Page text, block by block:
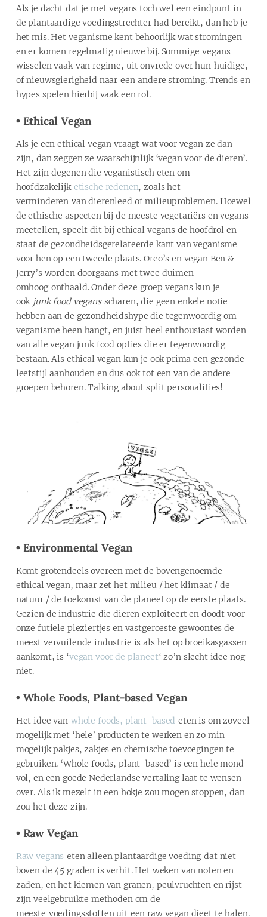
Als je dacht dat je met vegans toch wel een eindpunt in
de plantaardige voedingstrechter had bereikt, dan heb je
het mis. Het veganisme kent behoorlijk wat stromingen
en er komen regelmatig nieuwe bij. Sommige vegans
wisselen vaak van regime, uit onvrede over hun huidige,
of nieuwsgierigheid naar een andere stroming. Trends en
hypes spelen hierbij vaak een rol.
• Ethical Vegan
Als je een ethical vegan vraagt wat voor vegan ze dan
zijn, dan zeggen ze waarschijnlijk ‘vegan voor de dieren’.
Het zijn degenen die veganistisch eten om
hoofdzakelijk etische redenen, zoals het
verminderen van dierenleed of milieuproblemen. Hoewel
de ethische aspecten bij de meeste vegetariërs en vegans
meetellen, speelt dit bij ethical vegans de hoofdrol en
staat de gezondheidsgerelateerde kant van veganisme
voor hen op een tweede plaats. Oreo’s en vegan Ben &
Jerry’s worden doorgaans met twee duimen
omhoog onthaald. Onder deze groep vegans kun je
ook junk food vegansscharen, die geen enkele notie
hebben aan de gezondheidshype die tegenwoordig om
veganisme heen hangt, en juist heel enthousiast worden
van alle vegan junk food opties die er tegenwoordig
bestaan. Als ethical vegan kun je ook prima een gezonde
leefstijl aanhouden en dus ook tot een van de andere
groepen behoren. Talking about split personalities!
• Environmental Vegan
Komt grotendeels overeen met de bovengenoemde
ethical vegan, maar zet het milieu / het klimaat / de
natuur / de toekomst van de planeet op de eerste plaats.
Gezien de industrie die dieren exploiteert en doodt voor
onze futiele pleziertjes en vastgeroeste gewoontes de
meest vervuilende industrie is als het op broeikasgassen
aankomt, is ‘vegan voor de planeet‘ zo’n slecht idee nog
niet.
• Whole Foods, Plant-based Vegan
Het idee van whole foods, plant-based eten is om zoveel
mogelijk met ‘hele’ producten te werken en zo min
mogelijk pakjes, zakjes en chemische toevoegingen te
gebruiken. ‘Whole foods, plant-based’ is een hele mond
vol, en een goede Nederlandse vertaling laat te wensen
over. Als ik mezelf in een hokje zou mogen stoppen, dan
zou het deze zijn.
• Raw Vegan
Raw vegans eten alleen plantaardige voeding dat niet
boven de 45 graden is verhit. Het weken van noten en
zaden, en het kiemen van granen, peulvruchten en rijst
zijn veelgebruikte methoden om de
meeste voedingsstoffen uit een raw vegan dieet te halen.